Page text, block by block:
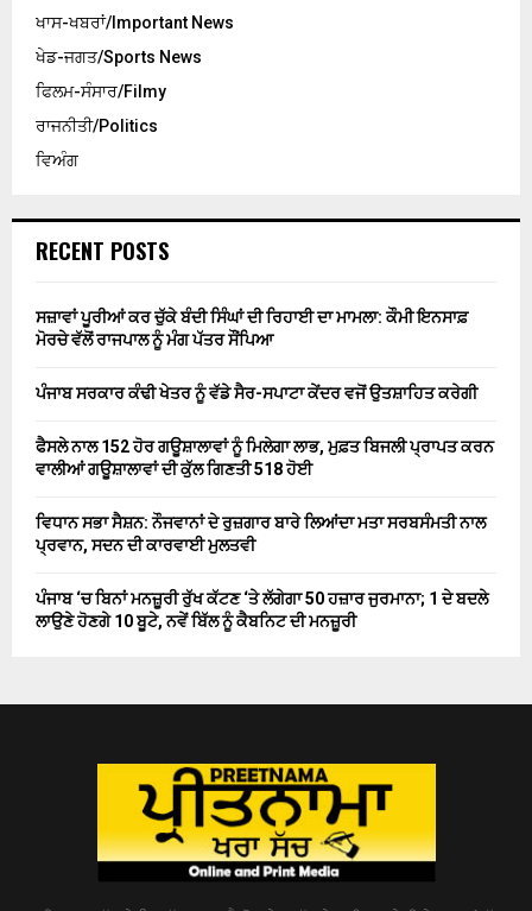
ਖਾਸ-ਖਬਰਾਂ/Important News
ਖੇਡ-ਜਗਤ/Sports News
ਫਿਲਮ-ਸੰਸਾਰ/Filmy
ਰਾਜਨੀਤੀ/Politics
ਵਿਅੰਗ
RECENT POSTS
ਸਜ਼ਾਵਾਂ ਪੂਰੀਆਂ ਕਰ ਚੁੱਕੇ ਬੰਦੀ ਸਿੰਘਾਂ ਦੀ ਰਿਹਾਈ ਦਾ ਮਾਮਲਾ: ਕੌਮੀ ਇਨਸਾਫ਼
ਮੋਰਚੇ ਵੱਲੋਂ ਰਾਜਪਾਲ ਨੂੰ ਮੰਗ ਪੱਤਰ ਸੌਂਪਿਆ
ਪੰਜਾਬ ਸਰਕਾਰ ਕੰਢੀ ਖੇਤਰ ਨੂੰ ਵੱਡੇ ਸੈਰ-ਸਪਾਟਾ ਕੇਂਦਰ ਵਜੋਂ ਉਤਸ਼ਾਹਿਤ ਕਰੇਗੀ
ਫੈਸਲੇ ਨਾਲ 152 ਹੋਰ ਗਊਸ਼ਾਲਾਵਾਂ ਨੂੰ ਮਿਲੇਗਾ ਲਾਭ, ਮੁਫ਼ਤ ਬਿਜਲੀ ਪ੍ਰਾਪਤ ਕਰਨ
ਵਾਲੀਆਂ ਗਊਸ਼ਾਲਾਵਾਂ ਦੀ ਕੁੱਲ ਗਿਣਤੀ 518 ਹੋਈ
ਵਿਧਾਨ ਸਭਾ ਸੈਸ਼ਨ: ਨੌਜਵਾਨਾਂ ਦੇ ਰੁਜ਼ਗਾਰ ਬਾਰੇ ਲਿਆਂਦਾ ਮਤਾ ਸਰਬਸੰਮਤੀ ਨਾਲ
ਪ੍ਰਵਾਨ, ਸਦਨ ਦੀ ਕਾਰਵਾਈ ਮੁਲਤਵੀ
ਪੰਜਾਬ ‘ਚ ਬਿਨਾਂ ਮਨਜ਼ੂਰੀ ਰੁੱਖ ਕੱਟਣ ‘ਤੇ ਲੱਗੇਗਾ 50 ਹਜ਼ਾਰ ਜੁਰਮਾਨਾ; 1 ਦੇ ਬਦਲੇ
ਲਾਉਣੇ ਹੋਣਗੇ 10 ਬੂਟੇ, ਨਵੇਂ ਬਿੱਲ ਨੂੰ ਕੈਬਨਿਟ ਦੀ ਮਨਜ਼ੂਰੀ